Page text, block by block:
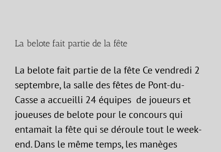
La belote fait partie de la fête
La belote fait partie de la fête Ce vendredi 2
septembre, la salle des fêtes de Pont-du-
Casse a accueilli 24 équipes de joueurs et
joueuses de belote pour le concours qui
entamait la fête qui se déroule tout le week-
end. Dans le même temps, les manèges